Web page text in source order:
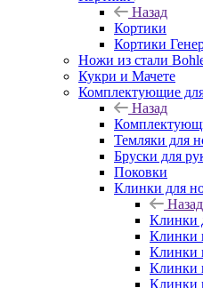
Назад
Кортики
Кортики
Ножи из стали
Кукри и Мачете
Комплектующие
Назад
Темляки для
Бруски для
Поковки
Клинки для
Назад
Клинки
Клинки
Клинки
Клинки
Клинки